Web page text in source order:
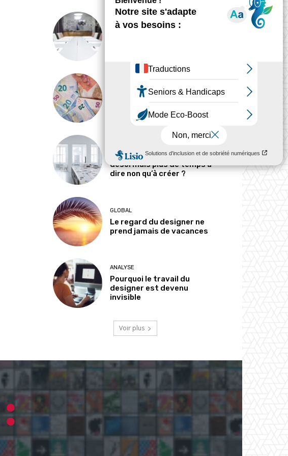
ANALYSE
Pourquoi les designers
parlent-ils si peu d’argent ?
Le designer passe-t-il
désormais plus de temps à
dire non qu’à créer ?
GLOBAL
Le regard du designer ne
prend jamais de vacances
ANALYSE
Pourquoi le travail du
designer est devenu
invisible
Voir plus